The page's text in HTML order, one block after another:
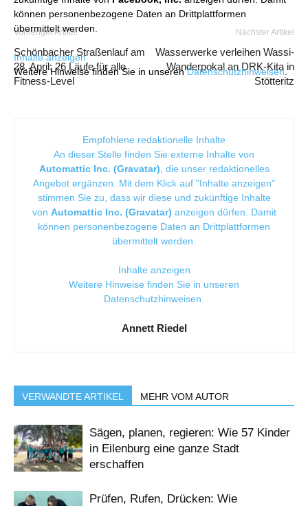
können personenbezogene Daten an Drittplattformen
übermittelt werden.
Inhalte anzeigen
Weitere Hinweise finden Sie in unserenDatenschutzhinweisen
Vorheriger Artikel
Schönbacher Straßenlauf am
28. April: 26 Läufe für alle
Fitness-Level
Nächster Artikel
Wasserwerke verleihen Wassi-
Wanderpokal an DRK-Kita in
Stötteritz
Empfohlene redaktionelle Inhalte
An dieser Stelle finden Sie externe Inhalte von
Automattic Inc. (Gravatar) , die unser redaktionelles
Angebot ergänzen. Mit dem Klick auf "Inhalte anzeigen"
stimmen Sie zu, dass wir diese und zukünftige Inhalte
von Automattic Inc. (Gravatar) anzeigen dürfen. Damit
können personenbezogene Daten an Drittplattformen
übermittelt werden.
Inhalte anzeigen
Weitere Hinweise finden Sie in unseren
Datenschutzhinweisen
Annett Riedel
VERWANDTE ARTIKEL MEHR VOM AUTOR
Sägen, planen, regieren: Wie 57 Kinder
in Eilenburg eine ganze Stadt
erschaffen
Prüfen, Rufen, Drücken: Wie